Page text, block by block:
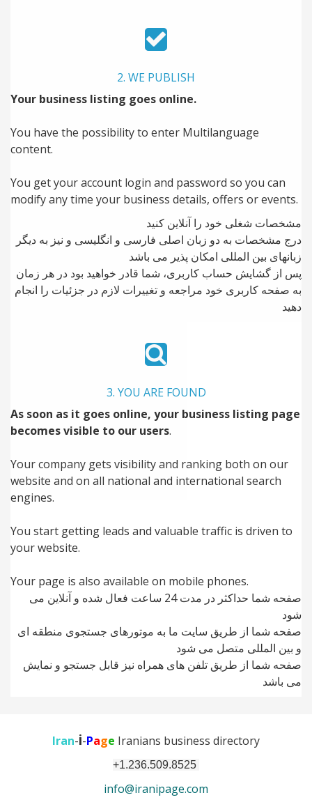
2. WE PUBLISH
Your business listing goes online.
You have the possibility to enter Multilanguage
content.
You get your account login and password so you can
modify any time your business details, offers or events.
مشخصات شغلی خود را آنلاین کنید
درج مشخصات به دو زبان اصلی فارسی و انگلیسی و نیز به دیگر
زبانهای بین المللی امکان پذیر می باشد
پس از گشایش حساب کاربری، شما قادر خواهید بود در هر زمان
به صفحه کاربری خود مراجعه و تغییرات لازم در جزئیات را انجام
دهید
3. YOU ARE FOUND
As soon as it goes online, your business listing page
becomes visible to our users.
Your company gets visibility and ranking both on our
website and on all national and international search
engines.
You start getting leads and valuable traffic is driven to
your website.
Your page is also available on mobile phones.
صفحه شما حداکثر در مدت 24 ساعت فعال شده و آنلاین می
شود
صفحه شما از طریق سایت ما به موتورهای جستجوی منطقه ای
و بین المللی متصل می شود
صفحه شما از طریق تلفن های همراه نیز قابل جستجو و نمایش
می باشد
Iran-i-Page Iranians business directory
+1.236.509.8525
info@iranipage.com